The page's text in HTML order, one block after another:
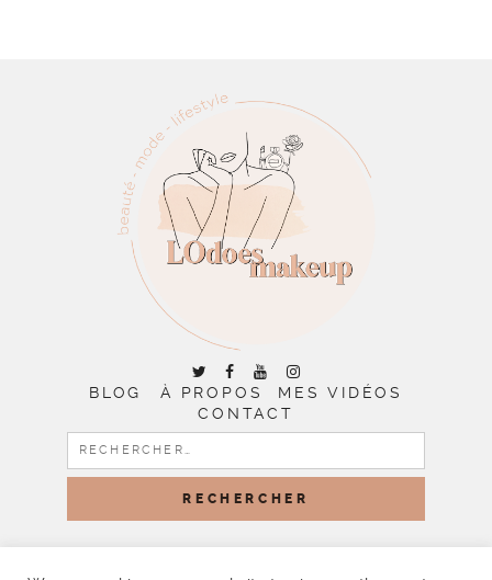
BLOG À PROPOS
MES VIDÉOS
CONTACT
RECHERCHER :